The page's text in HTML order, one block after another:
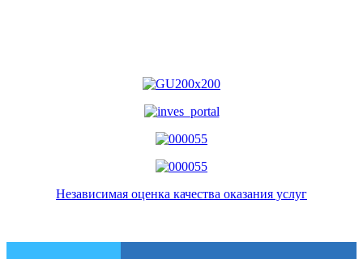
Независимая оценка качества оказания услуг